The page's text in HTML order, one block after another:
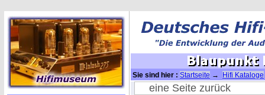
Sie sind hier : Startseite → Hifi Kataloge
eine Seite zurück